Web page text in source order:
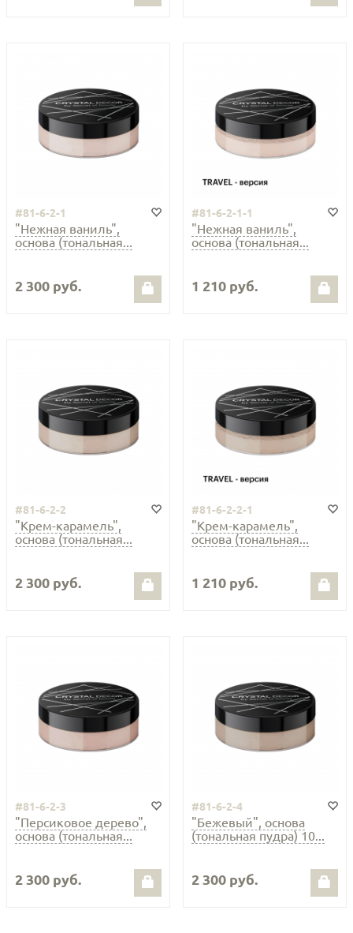
#81-6-2-1
"Нежная ваниль",
основа (тональная...
2 300 руб.
#81-6-2-1-1
"Нежная ваниль",
основа (тональная...
1 210 руб.
#81-6-2-2
"Крем-карамель",
основа (тональная...
2 300 руб.
#81-6-2-2-1
"Крем-карамель",
основа (тональная...
1 210 руб.
#81-6-2-3
"Персиковое дерево",
основа (тональная...
2 300 руб.
#81-6-2-4
"Бежевый", основа
(тональная пудра) 10...
2 300 руб.